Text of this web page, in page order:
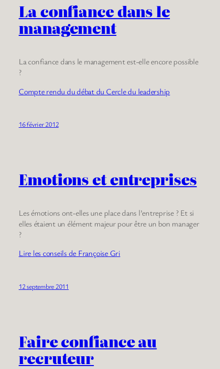
La confiance dans le
management
La confiance dans le management est-elle encore possible
?
Compte rendu du débat du Cercle du leadership
16 février 2012
Emotions et entreprises
Les émotions ont-elles une place dans l’entreprise ? Et si
elles étaient un élément majeur pour être un bon manager
?
Lire les conseils de Françoise Gri
12 septembre 2011
Faire confiance au
recruteur